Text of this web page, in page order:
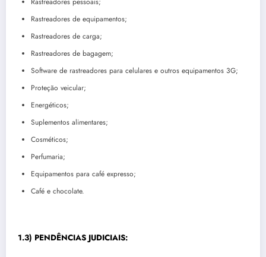
Rastreadores de equipamentos;
Rastreadores de carga;
Rastreadores de bagagem;
Software de rastreadores para celulares e outros equipamentos 3G;
Proteção veicular;
Energéticos;
Suplementos alimentares;
Cosméticos;
Perfumaria;
Equipamentos para café expresso;
Café e chocolate.
1.3) PENDÊNCIAS JUDICIAIS: